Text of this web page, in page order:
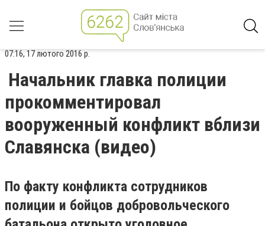
07:16, 17 лютого 2016 р.
Начальник главка полиции
прокомментировал
вооруженный конфликт вблизи
Славянска (видео)
По факту конфликта сотрудников
полиции и бойцов добровольческого